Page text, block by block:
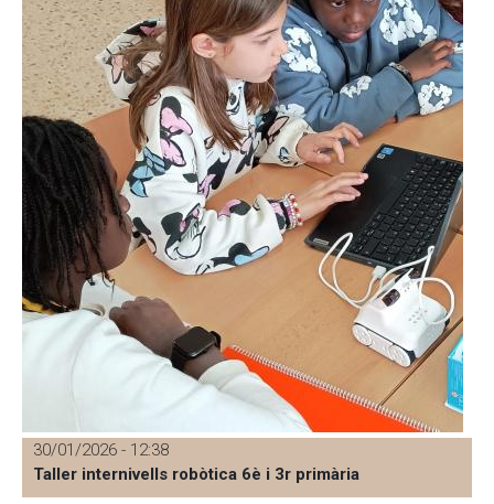
30/01/2026 - 12:38
Taller internivells robòtica 6è i 3r primària